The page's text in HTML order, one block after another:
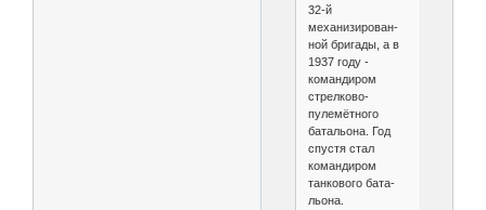
32-й
механизирован­
ной бригады, а в
1937 году -
командиром
стрелково-
пулемётного
батальона. Год
спустя стал
командиром
танкового бата­
льона.